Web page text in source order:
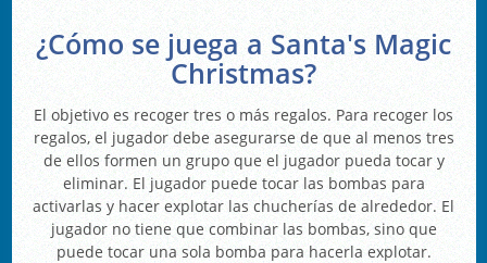
¿Cómo se juega a Santa's Magic
Christmas?
El objetivo es recoger tres o más regalos. Para recoger los
regalos, el jugador debe asegurarse de que al menos tres
de ellos formen un grupo que el jugador pueda tocar y
eliminar. El jugador puede tocar las bombas para
activarlas y hacer explotar las chucherías de alrededor. El
jugador no tiene que combinar las bombas, sino que
puede tocar una sola bomba para hacerla explotar.